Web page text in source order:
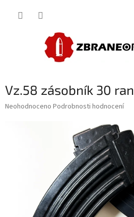
Vz.58 zásobník 30 ran
Průměrné
Neohodnoceno Podrobnosti hodnocení